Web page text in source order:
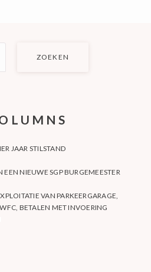
JAAR STILSTAND
EEN NIEUWE SGP BURGEMEESTER
VAN PARKEERGARAGE,
BETALEN MET INVOERING